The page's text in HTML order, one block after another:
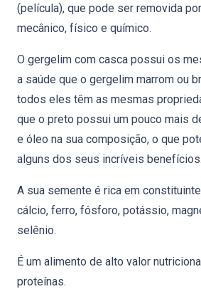
(película), que pode ser removida
mecânico, físico e químico.
O gergelim com casca possui os
a saúde que o gergelim marrom ou
todos eles têm as mesmas
que o preto possui um pouco mais
e óleo na sua composição, o que
alguns dos seus incríveis benefícios.
A sua semente é rica em
cálcio, ferro, fósforo, potássio,
selênio.
É um alimento de alto valor
proteínas.